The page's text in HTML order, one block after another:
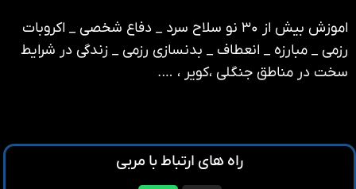
اموزش بیش از ۳۰ نو سلاح سرد _ دفاع شخصی _ اکروبات
رزمی _ مبارزه _ انعطاف _ بدنسازی رزمی _ زندگی در شرایط
سخت در مناطق جنگلی ،کویر ، ….
راه های ارتباط با مربی